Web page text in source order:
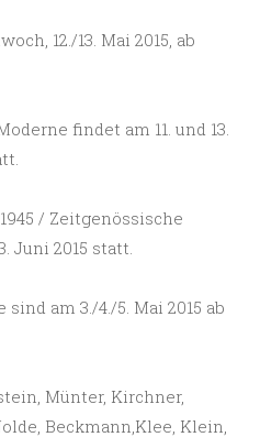
12./13. Mai 2015, ab
findet am 11. und 13.
/ Zeitgenössische
Juni 2015 statt.
am 3./4./5. Mai 2015 ab
Münter, Kirchner,
Beckmann,Klee, Klein,